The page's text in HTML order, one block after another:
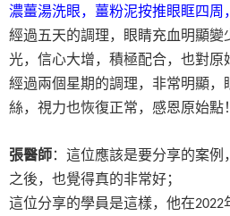
濃薑湯洗眼，薑粉泥按推眼眶四周
經過五天的調理，眼睛充血明顯
光，信心大增，積極配合，也對原
經過兩個星期的調理，非常明顯，
絲，視力也恢復正常，感恩原始點
張醫師：這位應該是要分享的案
之後，也覺得真的非常好；
這位分享的學員是這樣，他在2022